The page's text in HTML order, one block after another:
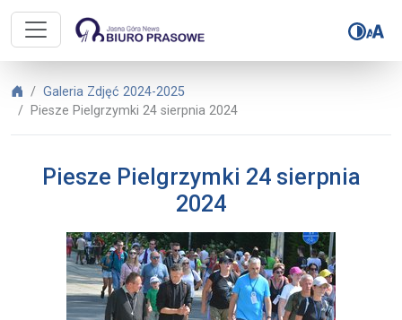
Biuro Prasowe Jasnej Góry –
Biuro Prasowe Jasnej Góry
Galeria Zdjęć 2024-2025
Piesze Pielgrzymki 24 sierpnia 2024
Piesze Pielgrzymki 24 sierpnia
2024